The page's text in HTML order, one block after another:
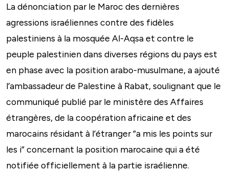
La dénonciation par le Maroc des dernières
agressions israéliennes contre des fidèles
palestiniens à la mosquée Al-Aqsa et contre le
peuple palestinien dans diverses régions du pays est
en phase avec la position arabo-musulmane, a ajouté
l’ambassadeur de Palestine à Rabat, soulignant que le
communiqué publié par le ministère des Affaires
étrangères, de la coopération africaine et des
marocains résidant à l’étranger “a mis les points sur
les i” concernant la position marocaine qui a été
notifiée officiellement à la partie israélienne.